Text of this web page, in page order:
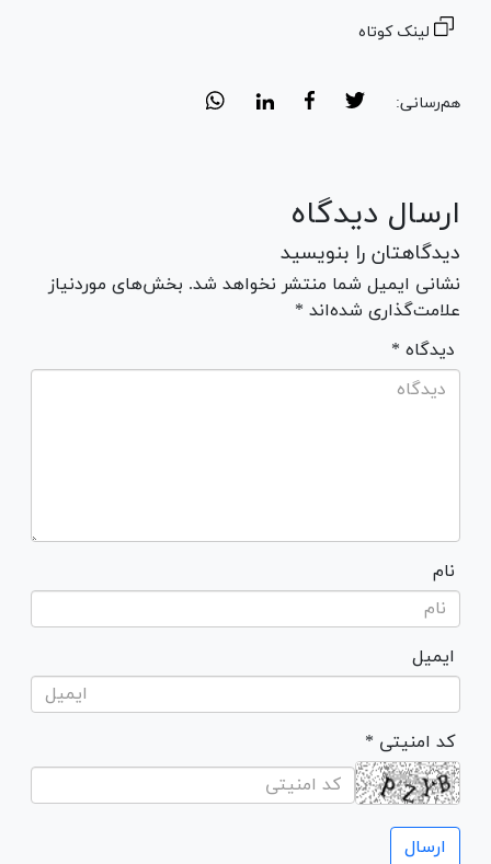
لینک کوتاه
هم‌رسانی:
ارسال دیدگاه
دیدگاهتان را بنویسید
نشانی ایمیل شما منتشر نخواهد شد. بخش‌های موردنیاز
علامت‌گذاری شده‌اند *
* دیدگاه
نام
ایمیل
* کد امنیتی